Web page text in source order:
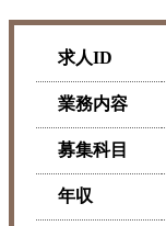
求人ID
業務内容
募集科目
年収